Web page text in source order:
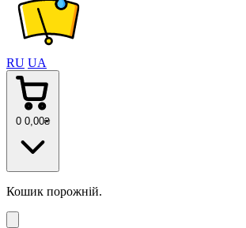
RU UA
0 0 ,00₴
Кошик порожній.